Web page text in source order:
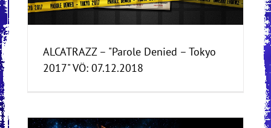
ALCATRAZZ – "Parole Denied – Tokyo
2017" VÖ: 07.12.2018